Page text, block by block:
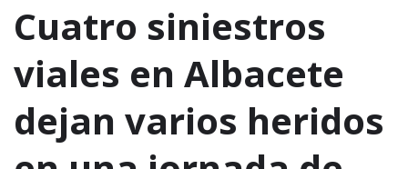
Cuatro siniestros
viales en Albacete
dejan varios heridos